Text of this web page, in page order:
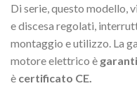
Di serie, questo modello,
e discesa regolati,
montaggio e utilizzo. La
motore elettrico è
è certificato CE.